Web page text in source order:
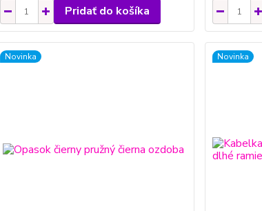
Pridať do košíka
Novinka Novinka